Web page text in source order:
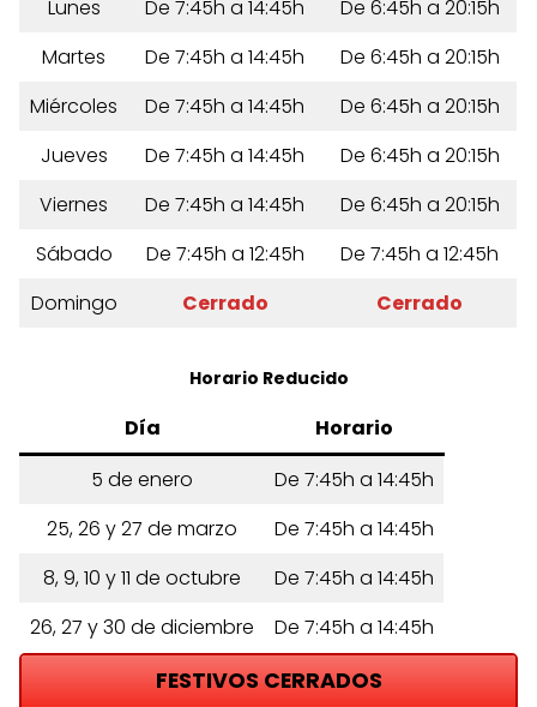
Lunes
De 7:45h a 14:45h
De 6:45h a 20:15h
Martes
De 7:45h a 14:45h
De 6:45h a 20:15h
Miércoles
De 7:45h a 14:45h
De 6:45h a 20:15h
Jueves
De 7:45h a 14:45h
De 6:45h a 20:15h
Viernes
De 7:45h a 14:45h
De 6:45h a 20:15h
Sábado
De 7:45h a 12:45h
De 7:45h a 12:45h
Domingo
Cerrado Cerrado
Horario Reducido
Día
Horario
5 de enero
De 7:45h a 14:45h
25, 26 y 27 de marzo
De 7:45h a 14:45h
8, 9, 10 y 11 de octubre
De 7:45h a 14:45h
26, 27 y 30 de diciembre
De 7:45h a 14:45h
FESTIVOS CERRADOS